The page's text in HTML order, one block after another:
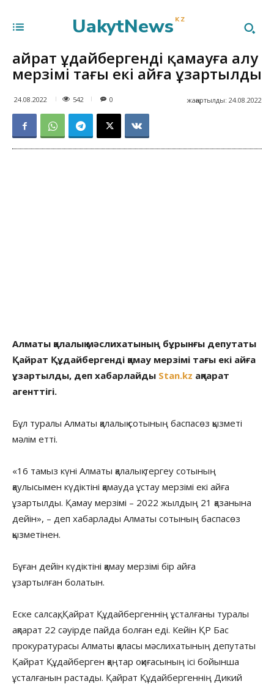
UakytNews KZ
Қайрат Құдайбергенді қамауға алу
мерзімі тағы екі айға ұзартылды
24.08.2022 542 жаңартылды: 24.08.2022
0
Алматы қалалық мәслихатының бұрынғы депутаты
Қайрат Құдайбергенді қамау мерзімі тағы екі айға
ұзартылды, деп хабарлайды Stan.kz ақпарат
агенттігі.
Бұл туралы Алматы қалалық сотының баспасөз қызметі
мәлім етті.
«16 тамыз күні Алматы қалалық тергеу сотының
қаулысымен күдіктіні қамауда ұстау мерзімі екі айға
ұзартылды. Қамау мерзімі – 2022 жылдың 21 қазанына
дейін», – деп хабарлады Алматы сотының баспасөз
қызметінен.
Бұған дейін күдіктіні қамау мерзімі бір айға
ұзартылған болатын.
Еске салсақ, Қайрат Құдайбергеннің ұсталғаны туралы
ақпарат 22 сәуірде пайда болған еді. Кейін ҚР Бас
прокуратурасы Алматы қаласы мәслихатының депутаты
Қайрат Құдайберген қаңтар оқиғасының ісі бойынша
ұсталғанын растады. Қайрат Құдайбергеннің Дикий